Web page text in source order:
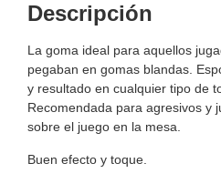
Descripción
La goma ideal para aquellos
pegaban en gomas blandas.
y resultado en cualquier tipo de
Recomendada para agresivos y
sobre el juego en la mesa.
Buen efecto y toque.